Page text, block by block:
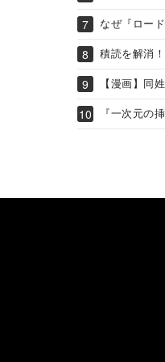
なぜ『ロー
積読を解消
【漫画】同
『一次元の